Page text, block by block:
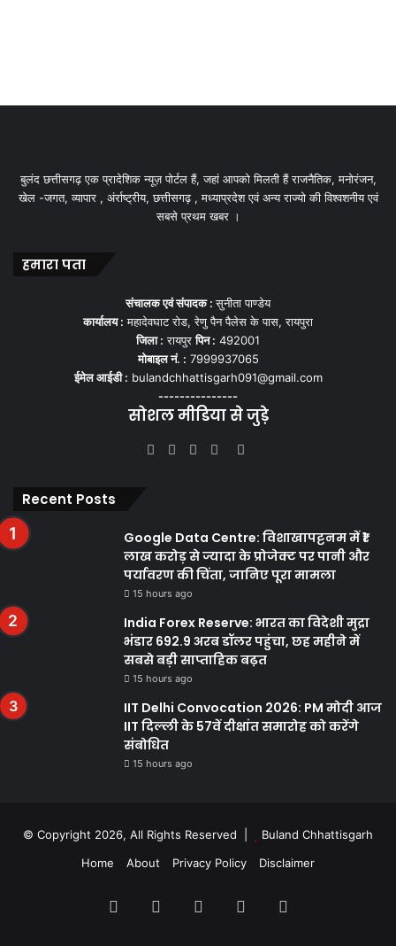
बुलंद छत्तीसगढ़ एक प्रादेशिक न्यूज़ पोर्टल हैं, जहां आपको मिलती हैं राजनैतिक, मनोरंजन,
खेल -जगत, व्यापार , अंर्राष्ट्रीय, छत्तीसगढ़ , मध्याप्रदेश एवं अन्य राज्यो की विश्वशनीय एवं
सबसे प्रथम खबर ।
हमारा पता
संचालक एवं संपादक :सुनीता पाण्डेय
कार्यालय : महादेवघाट रोड, रेणु पैन पैलेस के पास, रायपुरा
जिला : रायपुरपिन : 492001
मोबाइल नं. : 7999937065
ईमेल आईडी : bulandchhattisgarh091@gmail.com
---------------
सोशल मीडिया से जुड़े
Facebook
TwitterYouTubeInstagram
WhatsApp
Recent Posts
Google Data Centre: विशाखापट्टनम में ₹1
लाख करोड़ से ज्यादा के प्रोजेक्ट पर पानी और
पर्यावरण की चिंता, जानिए पूरा मामला
15 hours ago
India Forex Reserve: भारत का विदेशी मुद्रा
भंडार 692.9 अरब डॉलर पहुंचा, छह महीने में
सबसे बड़ी साप्ताहिक बढ़त
15 hours ago
IIT Delhi Convocation 2026: PM मोदी आज
IIT दिल्ली के 57वें दीक्षांत समारोह को करेंगे
संबोधित
15 hours ago
© Copyright 2026, All Rights Reserved |
Buland Chhattisgarh
Home
About Privacy Policy Disclaimer
FacebookTwitter YouTubeInstagram